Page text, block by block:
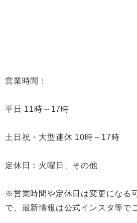
営業時間：
平日 11時～17時
土日祝・大型連休 10時～17時
定休日：火曜日、その他
※営業時間や定休日は変更になる
で、最新情報は公式インスタ等で